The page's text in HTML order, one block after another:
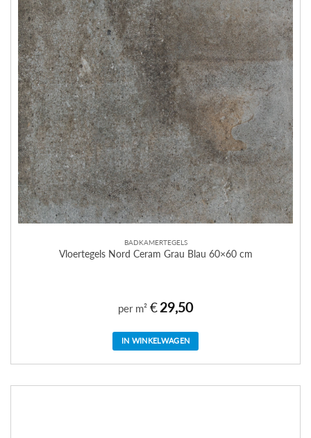
BADKAMERTEGELS
Vloertegels Nord Ceram Grau Blau 60×60 cm
per m² €29,50
IN WINKELWAGEN